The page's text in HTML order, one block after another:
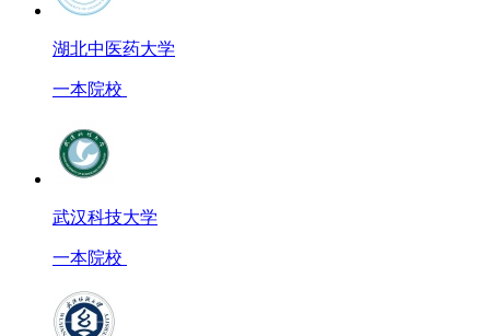
湖北中医药大学
一本院校
武汉科技大学
一本院校